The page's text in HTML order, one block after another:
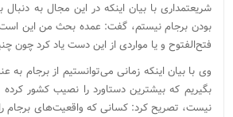
شریعتمداری با بیان اینکه در این مجال به
بودن برجام نیستم، گفت: عمده بحث من این است
فتح‌الفتوح و یا مواردی از این دست یاد کرد چون
وی با بیان اینکه زمانی می‌توانستیم از برجام به
بگیریم که بیشترین دستاورد را نصیب کشور
نیست، تصریح کرد: کسانی که واقعیت‌های برجام را